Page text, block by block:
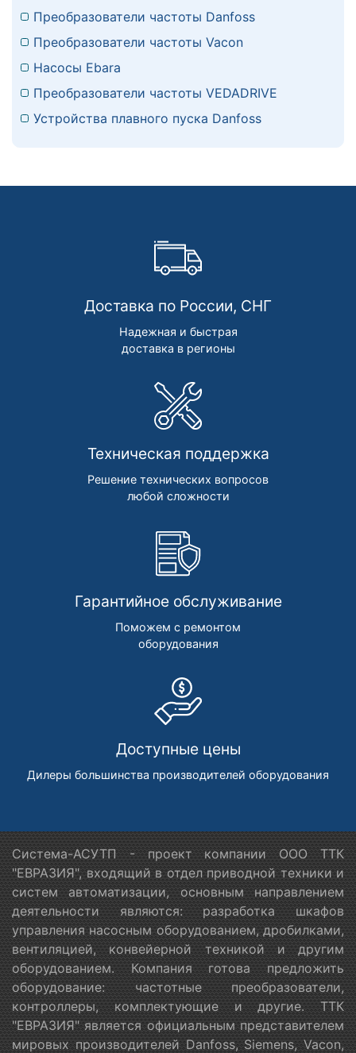
Преобразователи частоты Danfoss
Преобразователи частоты Vacon
Насосы Ebara
Преобразователи частоты VEDADRIVE
Устройства плавного пуска Danfoss
Доставка по России, СНГ
Надежная и быстрая
доставка в регионы
Техническая поддержка
Решение технических вопросов
любой сложности
Гарантийное обслуживание
Поможем с ремонтом
оборудования
Доступные цены
Дилеры большинства производителей оборудования
Система-АСУТП - проект компании ООО ТТК
"ЕВРАЗИЯ", входящий в отдел приводной техники и
систем автоматизации, основным направлением
деятельности являются: разработка шкафов
управления насосным оборудованием, дробилками,
вентиляцией, конвейерной техникой и другим
оборудованием. Компания готова предложить
оборудование: частотные преобразователи,
контроллеры, комплектующие и другие. ТТК
"ЕВРАЗИЯ" является официальным представителем
мировых производителей Danfoss, Siemens, Vacon,